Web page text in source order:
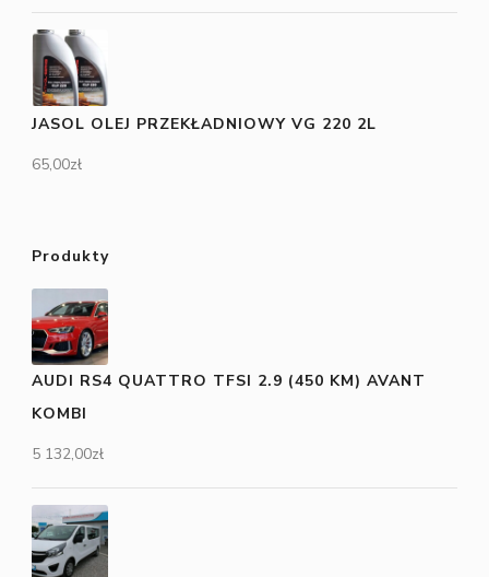
JASOL OLEJ PRZEKŁADNIOWY VG 220 2L
65,00zł
Produkty
AUDI RS4 QUATTRO TFSI 2.9 (450 KM) AVANT
KOMBI
5 132,00zł